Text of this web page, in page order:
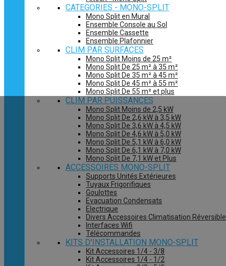
CATEGORIES - MONO-SPLIT
Mono Split en Mural
Ensemble Console au Sol
Ensemble Cassette
Ensemble Plafonnier
CLIM PAR SURFACES
Mono Split Moins de 25 m²
Mono Split De 25 m² à 35 m²
Mono Split De 35 m² à 45 m²
Mono Split De 45 m² à 55 m²
Mono Split De 55 m² et plus
CLIM PAR PUISSANCES
Mono Split Moins de 2,5 kW
Mono Split De 2,6 kW à 3,5 kW
Mono Split De 3,6 kW à 4,5 kW
Mono Split De 4,6 kW à 5,0 kW
Mono Split De 5,1 kW à 6,0 kW
Mono Split De 6,1 kW à 7,0 kW
Mono Split De 7,1 kW et Plus
ACCESSOIRES MONO-SPLIT
Supports Unités Extérieures
Tuyaux Frigorifiques
Goulottes
Evacuation Condensats
Electrique
Divers Accessoires Climatisation Réversible
Interfaces Wifi
Télécommandes
KITS D'INSTALLATION MONO-SPLIT
Kit Accessoires 1/4 - 3/8
Kit Accessoires 1/4 - 1/2